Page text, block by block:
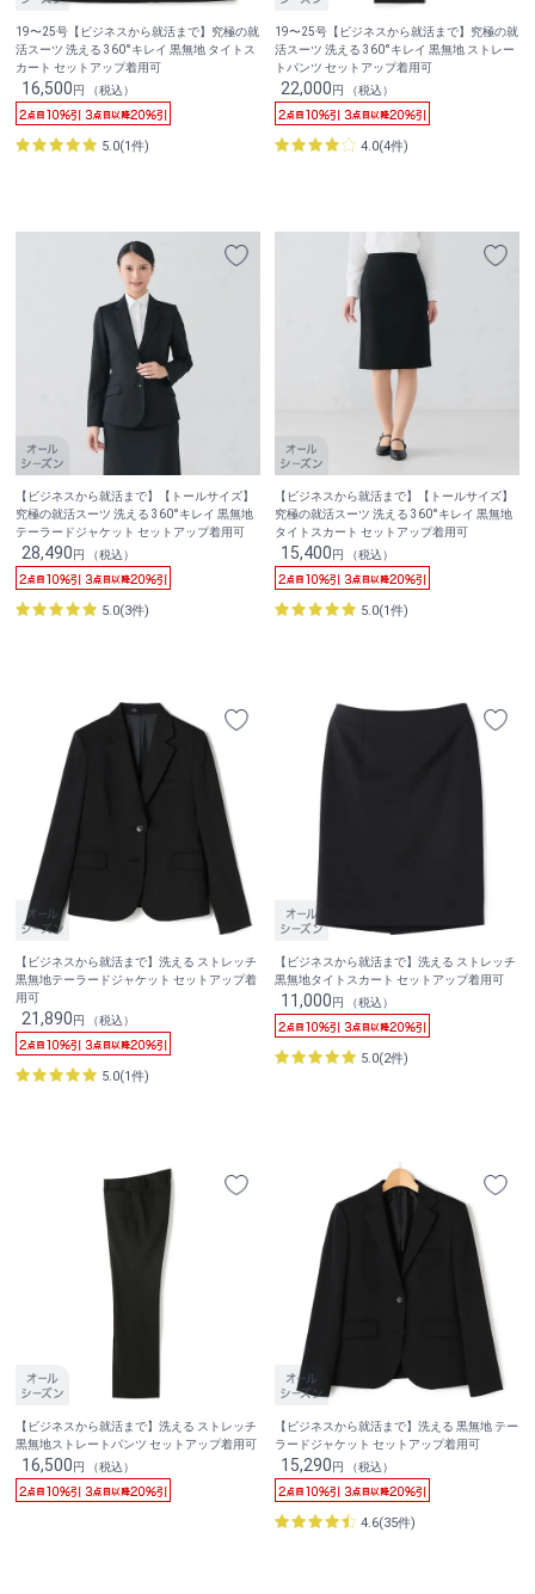
19〜25号【ビジネスから就活まで】究極の就
活スーツ 洗える 360°キレイ 黒無地 タイトス
カート セットアップ着用可
16,500円 （税込）
5.0(1件)
19〜25号【ビジネスから就活まで】究極の就
活スーツ 洗える 360°キレイ 黒無地 ストレー
トパンツ セットアップ着用可
22,000円 （税込）
4.0(4件)
【ビジネスから就活まで】【トールサイズ】
究極の就活スーツ 洗える 360°キレイ 黒無地
テーラードジャケット セットアップ着用可
28,490円 （税込）
5.0(3件)
【ビジネスから就活まで】【トールサイズ】
究極の就活スーツ 洗える 360°キレイ 黒無地
タイトスカート セットアップ着用可
15,400円 （税込）
5.0(1件)
【ビジネスから就活まで】洗える ストレッチ
黒無地テーラードジャケット セットアップ着
用可
21,890円 （税込）
5.0(1件)
【ビジネスから就活まで】洗える ストレッチ
黒無地タイトスカート セットアップ着用可
11,000円 （税込）
5.0(2件)
【ビジネスから就活まで】洗える ストレッチ
黒無地ストレートパンツ セットアップ着用可
16,500円 （税込）
【ビジネスから就活まで】洗える 黒無地 テー
ラードジャケット セットアップ着用可
15,290円 （税込）
4.6(35件)